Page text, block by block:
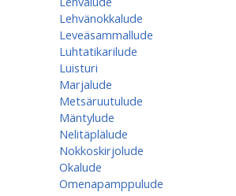
Lehvänokkalude
Leveäsammallude
Luhtatikarilude
Luisturi
Marjalude
Metsäruutulude
Mäntylude
Nelitäplälude
Nokkoskirjolude
Okalude
Omenapamppulude